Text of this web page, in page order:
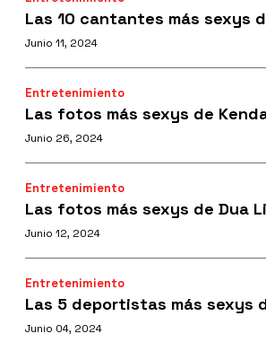
Las 10 cantantes más sexys
Junio 11, 2024
Entretenimiento
Las fotos más sexys de
Junio 26, 2024
Entretenimiento
Las fotos más sexys de Dua
Junio 12, 2024
Entretenimiento
Las 5 deportistas más sexys
Junio 04, 2024